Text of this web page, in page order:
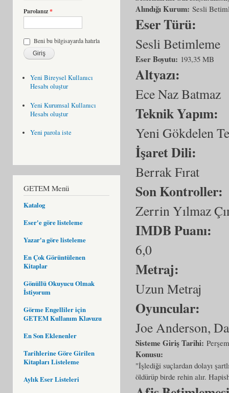
Parolanız*
Beni bu bilgisayarda hatırla
Yeni Bireysel Kullanıcı
Hesabı oluştur
Yeni Kurumsal Kullanıcı
Hesabı oluştur
Yeni parola iste
GETEM Menü
Katalog
Eser'e göre listeleme
Yazar'a göre listeleme
En Çok Görüntülenen
Kitaplar
Gönüllü Okuyucu Olmak
İstiyorum
Görme Engelliler için
GETEM Kullanım Klavuzu
En Son Eklenenler
Tarihlerine Göre Girilen
Kitapları Listeleme
Aylık Eser Listeleri
Alındığı Kurum: Sesli
Eser Türü:
Sesli Betimleme
Eser Boyutu: 193,35 MB
Altyazı:
Ece Naz Batmaz
Teknik Yapım:
Yeni Gökdelen
İşaret Dili:
Berrak Fırat
Son Kontroller:
Zerrin Yılmaz
IMDB Puanı:
6,0
Metraj:
Uzun Metraj
Oyuncular:
Joe Anderson,
Sisteme Giriş Tarihi:
Konusu:
"İşlediği suçlardan dolayı
öldürüp birde rehin alır.